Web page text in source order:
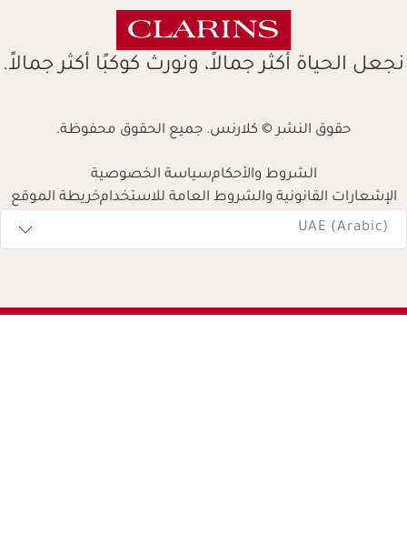
نجعل الحياة أكثر جمالاً، ونورث كوكبًا أكثر جمالاً.
حقوق النشر © كلارنس. جميع الحقوق محفوظة.
الشروط والأحكامسياسة الخصوصية
الإشعارات القانونية والشروط العامة للاستخدامخريطة الموقع
Navigates to
UAE (Arabic)